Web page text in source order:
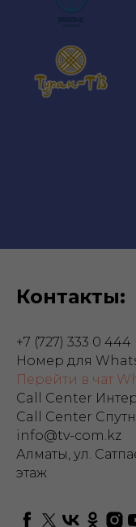
Контакты:
+7 (727) 333 0 444
Номер для
Перейти в чат
Call Center
Call Center
info@tv-com.kz
Алматы, ул.
этаж